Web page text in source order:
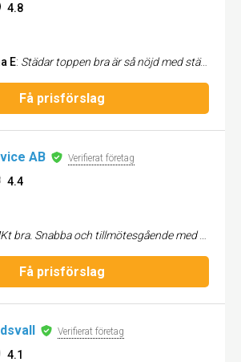
4.8
E: Städar toppen bra är så nöjd med städningen . Nu känns allt bra när jag fått allt rent.
Få prisförslag
AB Verifierat företag
4.4
bra. Snabba och tillmötesgående med fina städresultat
Få prisförslag
Verifierat företag
4.1